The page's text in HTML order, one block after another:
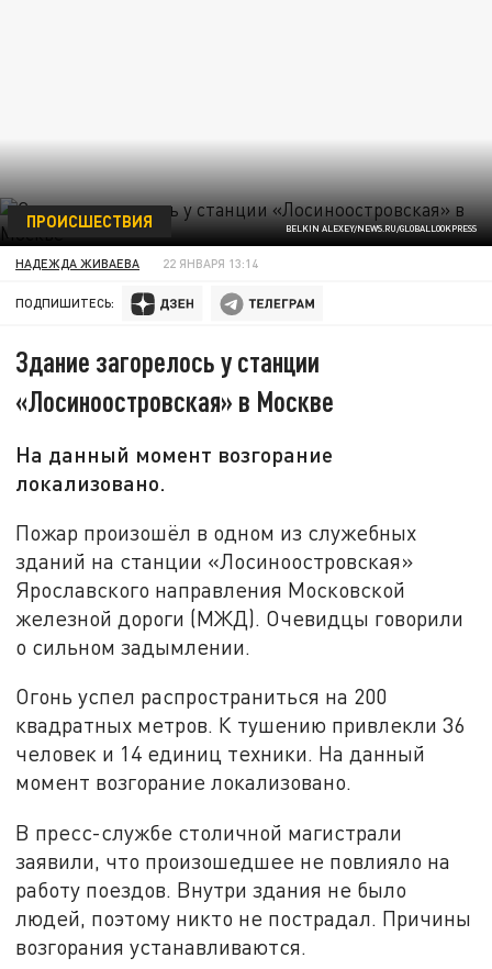
BELKIN ALEXEY/NEWS.RU/GLOBALLOOKPRESS
ПРОИСШЕСТВИЯ
НАДЕЖДА ЖИВАЕВА 22 ЯНВАРЯ 13:14
ПОДПИШИТЕСЬ:
Здание загорелось у станции
«Лосиноостровская» в Москве
На данный момент возгорание
локализовано.
Пожар произошёл в одном из служебных
зданий на станции «Лосиноостровская»
Ярославского направления Московской
железной дороги (МЖД). Очевидцы говорили
о сильном задымлении.
Огонь успел распространиться на 200
квадратных метров. К тушению привлекли 36
человек и 14 единиц техники. На данный
момент возгорание локализовано.
В пресс-службе столичной магистрали
заявили, что произошедшее не повлияло на
работу поездов. Внутри здания не было
людей, поэтому никто не пострадал. Причины
возгорания устанавливаются.